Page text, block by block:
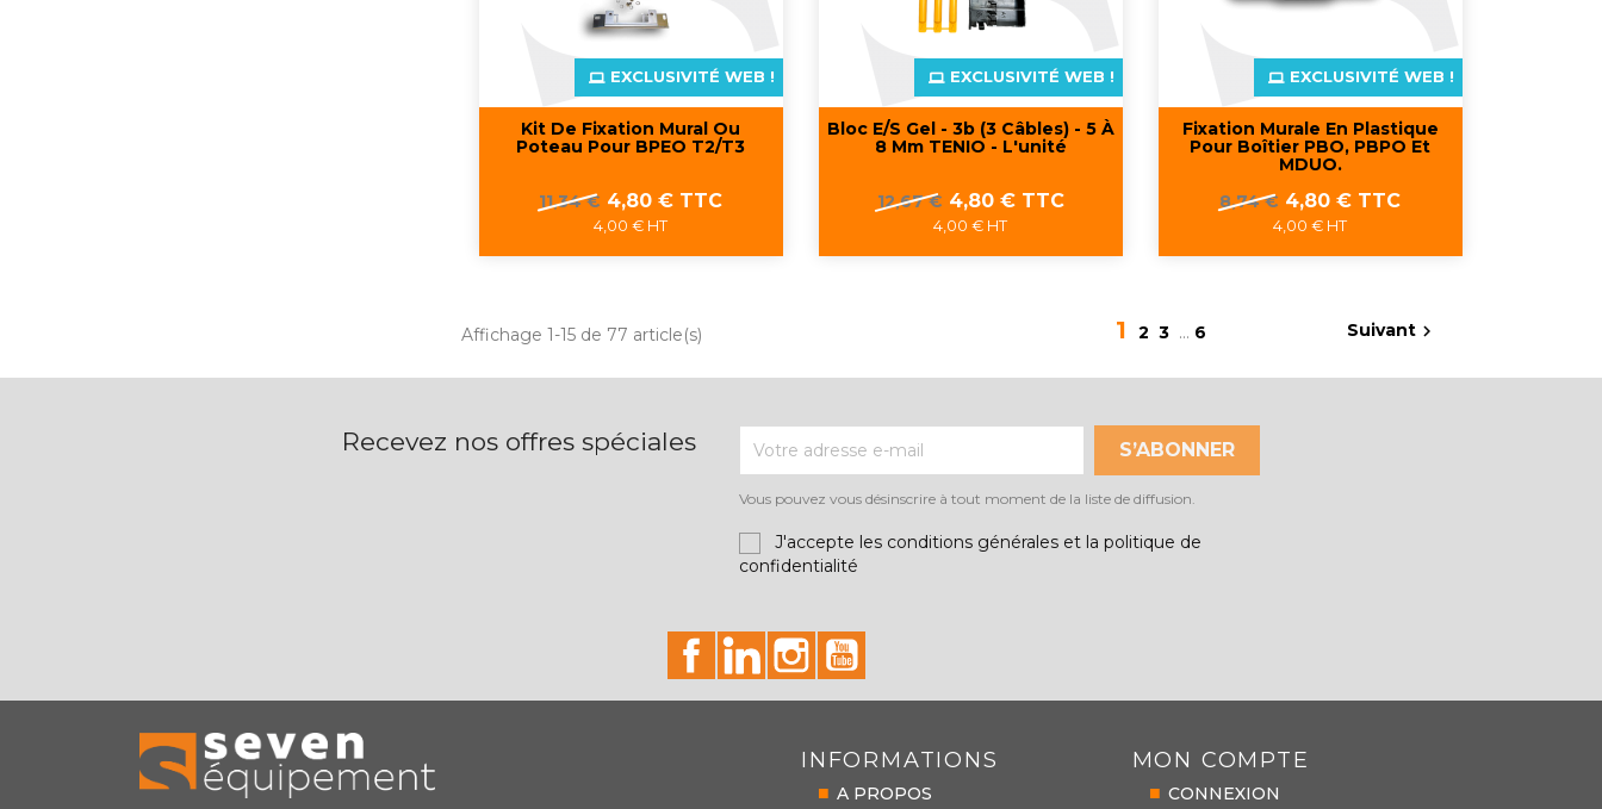
Kit De Fixation Mural Ou
Poteau Pour BPEO T2/T3
Prix
11,34 € Prix
4,80 € TTC
4,00 € HT
EXCLUSIVITÉ WEB !
Bloc E/S Gel - 3b (3 Câbles) - 5 À
8 Mm TENIO - L'unité
Prix
12,67 € Prix
4,80 € TTC
4,00 € HT
EXCLUSIVITÉ WEB !
Fixation Murale En Plastique
Pour Boîtier PBO, PBPO Et
MDUO.
Prix
8,74 € Prix
4,80 € TTC
4,00 € HT
EXCLUSIVITÉ WEB !
Affichage 1-15 de 77 article(s) 123 … 6 Suivant
Recevez nos offres spéciales
Vous pouvez vous désinscrire à tout moment de la liste de diffusion.
J'accepte les conditions générales et la politique de
confidentialité
id="facebook-social"
id="linkedin-social"
id="instagram-social"
INFORMATIONS
A PROPOS
MON COMPTE
CONNEXION